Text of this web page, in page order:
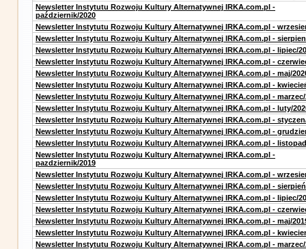
Newsletter Instytutu Rozwoju Kultury Alternatywnej IRKA.com.pl -
październik/2020
Newsletter Instytutu Rozwoju Kultury Alternatywnej IRKA.com.pl -
Newsletter Instytutu Rozwoju Kultury Alternatywnej IRKA.com.pl -
Newsletter Instytutu Rozwoju Kultury Alternatywnej IRKA.com.pl - lipiec/
Newsletter Instytutu Rozwoju Kultury Alternatywnej IRKA.com.pl -
Newsletter Instytutu Rozwoju Kultury Alternatywnej IRKA.com.pl - maj/
Newsletter Instytutu Rozwoju Kultury Alternatywnej IRKA.com.pl -
Newsletter Instytutu Rozwoju Kultury Alternatywnej IRKA.com.pl - marzec/
Newsletter Instytutu Rozwoju Kultury Alternatywnej IRKA.com.pl - luty/
Newsletter Instytutu Rozwoju Kultury Alternatywnej IRKA.com.pl -
Newsletter Instytutu Rozwoju Kultury Alternatywnej IRKA.com.pl -
Newsletter Instytutu Rozwoju Kultury Alternatywnej IRKA.com.pl -
Newsletter Instytutu Rozwoju Kultury Alternatywnej IRKA.com.pl -
pazdziernik/2019
Newsletter Instytutu Rozwoju Kultury Alternatywnej IRKA.com.pl -
Newsletter Instytutu Rozwoju Kultury Alternatywnej IRKA.com.pl -
Newsletter Instytutu Rozwoju Kultury Alternatywnej IRKA.com.pl - lipiec/
Newsletter Instytutu Rozwoju Kultury Alternatywnej IRKA.com.pl -
Newsletter Instytutu Rozwoju Kultury Alternatywnej IRKA.com.pl - maj/
Newsletter Instytutu Rozwoju Kultury Alternatywnej IRKA.com.pl -
Newsletter Instytutu Rozwoju Kultury Alternatywnej IRKA.com.pl - marzec/